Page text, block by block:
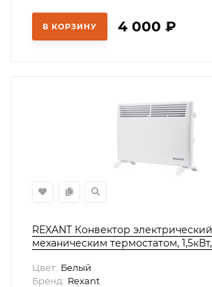
В КОРЗИНУ 4 000 ₽
REXANT Конвектор
механическим термостатом,
Цвет: Белый
Бренд: Rexant